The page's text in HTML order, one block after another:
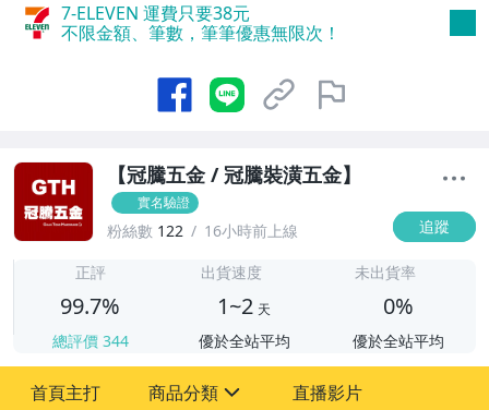
7-ELEVEN 運費只要38元
不限金額、筆數，筆筆優惠無限次！
【冠騰五金 / 冠騰裝潢五金】
實名驗證
粉絲數 122 16小時前上線 追蹤
正評
99.7%
總評價 344
出貨速度
1~2 天
優於全站平均
未出貨率
0%
優於全站平均
首頁主打 商品分類 直播影片